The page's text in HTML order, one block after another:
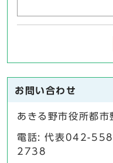
お問い合わせ
あきる野市役所都市
電話: 代表042-
2738